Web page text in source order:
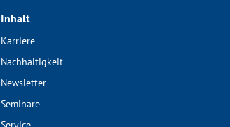
Inhalt
Karriere
Nachhaltigkeit
Newsletter
Seminare